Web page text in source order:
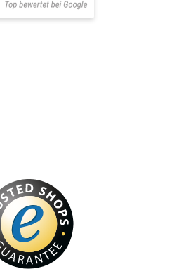
öffnet in neuem Fenster